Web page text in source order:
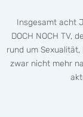
Insgesamt acht
DOCH NOCH TV,
rund um
zwar nicht mehr